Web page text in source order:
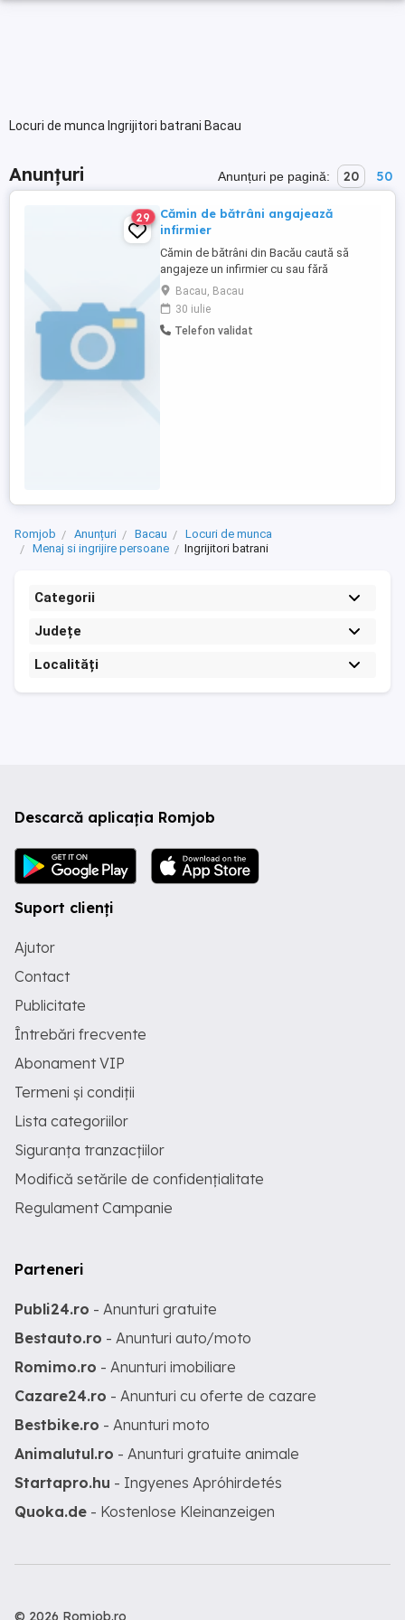
Locuri de munca Ingrijitori batrani Bacau
Anunțuri Anunțuri pe pagină: 20 50
29
Cămin de bătrâni angajează
infirmier
Cămin de bătrâni din Bacău caută să
angajeze un infirmier cu sau fără
experiență. Program de lucru în ture,
salariu atractiv. Pentru mai multe detalii
sunați la numărul de telefon.
Bacau, Bacau
30 iulie
Telefon validat
Romjob Anunțuri Bacau
Locuri de munca
Menaj si ingrijire persoane
Ingrijitori batrani
Categorii
Județe
Localități
Descarcă aplicația Romjob
Suport clienți
Ajutor
Contact
Publicitate
Întrebări frecvente
Abonament VIP
Termeni și condiții
Lista categoriilor
Siguranța tranzacțiilor
Modifică setările de confidențialitate
Regulament Campanie
Parteneri
Publi24.ro - Anunturi gratuite
Bestauto.ro - Anunturi auto/moto
Romimo.ro - Anunturi imobiliare
Cazare24.ro - Anunturi cu oferte de cazare
Bestbike.ro - Anunturi moto
Animalutul.ro - Anunturi gratuite animale
Startapro.hu - Ingyenes Apróhirdetés
Quoka.de - Kostenlose Kleinanzeigen
© 2026 Romjob.ro